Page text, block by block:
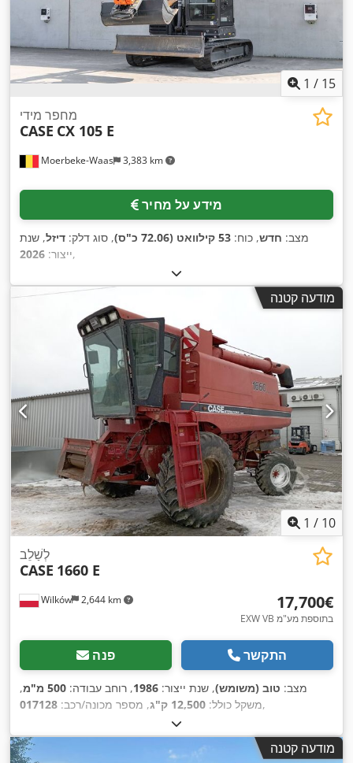
1 / 15
Moerbeke-Waas 3,383 km
מחפר מידי
CASE CX 105 E
מידע על מחיר
מצב: חדש, כוח: 53 קילוואט (72.06 כ"ס) , סוג דלק: דיזל, שנת
ייצור: 2026 ,
מודעה קטנה
1 / 10
Wilków 2,644 km
לְשַׁלֵב
CASE 1660 E
‏17,700 ‏€
EXW VB בתוספת מע"מ
פנה התקשר
מצב: טוב (משומש), שנת ייצור: 1986, רוחב עבודה: 500 מ"מ
,
משקל כולל: 12,500 ק"ג , מספר מכונה/רכב: 017128 ,
מודעה קטנה